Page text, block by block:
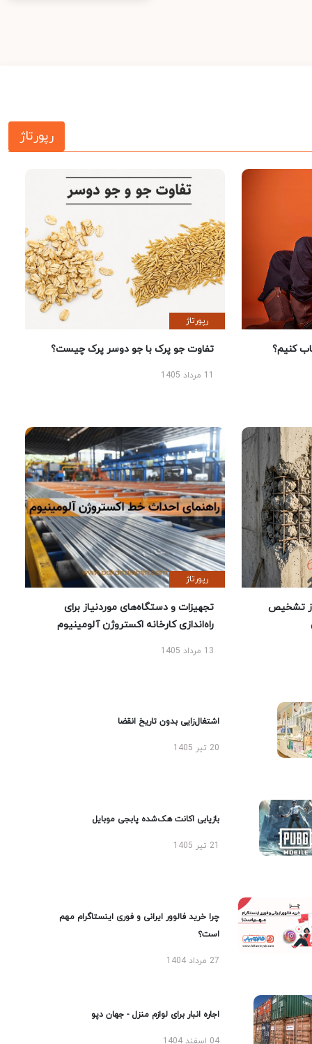
رپورتاژ
کنیم؟
رپورتاژ
تفاوت جو پرک با جو دوسر پرک چیست؟
تشخیص
رپورتاژ
تجهیزات و دستگاه‌های موردنیاز برای
راه‌اندازی کارخانه اکستروژن آلومینیوم
13 مرداد 1405
اشتغال‌زایی بدون تاریخ انقضا
20 تیر 1405
بازیابی اکانت هک‌شده پابجی موبایل
چرا خرید فالوور ایرانی و فوری اینستاگرام مهم
است؟
27 مرداد 1404
اجاره انبار برای لوازم منزل - جهان دپو
04 اسفند 1404